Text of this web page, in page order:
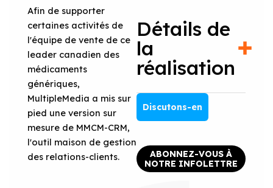
Afin de supporter
certaines activités de
l'équipe de vente de ce
leader canadien des
médicaments
génériques,
MultipleMedia a mis sur
pied une version sur
mesure de MMCM-CRM,
l'outil maison de gestion
des relations-clients.
Détails de
la
réalisation
Discutons-en
ABONNEZ-VOUS À
NOTRE INFOLETTRE